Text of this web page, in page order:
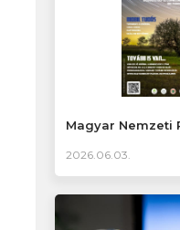
Magyar Nemzeti
2026.06.03.